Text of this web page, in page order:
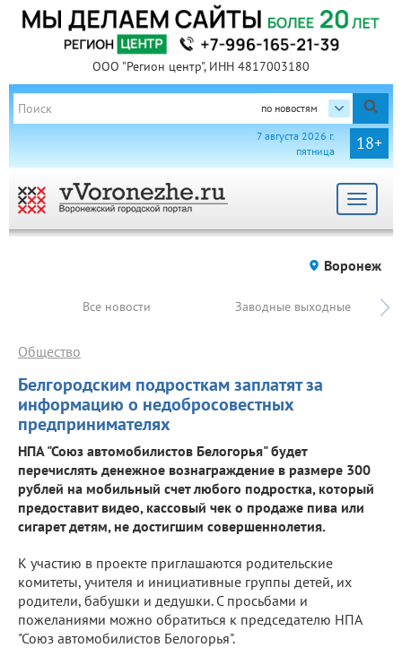
ООО "Регион центр", ИНН 4817003180
по новостям
18+
7 августа 2026 г.
пятница
Toggle
Воронеж
Все новости Заводные выходные
Белгородским подросткам заплатят за
информацию о недобросовестных
предпринимателях
Общество
НПА "Союз автомобилистов Белогорья" будет
перечислять денежное вознаграждение в размере 300
рублей на мобильный счет любого подростка, который
предоставит видео, кассовый чек о продаже пива или
сигарет детям, не достигшим совершеннолетия.
К участию в проекте приглашаются родительские
комитеты, учителя и инициативные группы детей, их
родители, бабушки и дедушки. С просьбами и
пожеланиями можно обратиться к председателю НПА
"Союз автомобилистов Белогорья".